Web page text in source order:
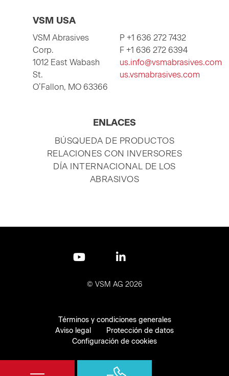
VSM USA
VSM Abrasives
Corp.
1012 East Wabash
St.
O’Fallon, MO 63366
P +1 636 272 7432
F +1 636 272 6394
us.info@vsmabrasives.com
us.vsmabrasives.com
ENLACES
SALTAR
NAVEGACIÓN
BÚSQUEDA DE PRODUCTOS
RELACIONES CON INVERSORES
DÍA INTERNACIONAL DE LOS
ABRASIVOS
© VSM AG 2026
Términos y condiciones generales
Aviso legal
Protección de datos
Configuración de cookies
SELECCIÓN